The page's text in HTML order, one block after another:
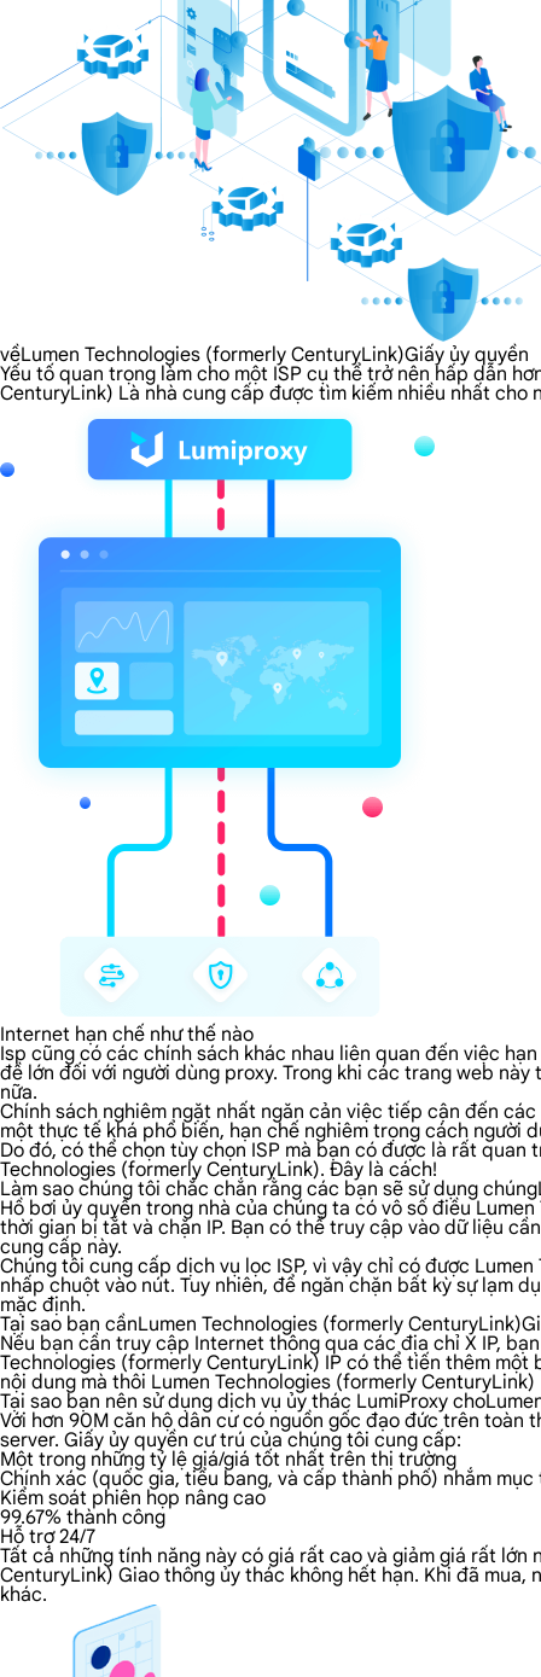
vềLumen Technologies (formerly CenturyLink)Giấy ủy quyền
Yếu tố quan trọng làm cho một ISP cụ thể trở nên hấp dẫn
CenturyLink) Là nhà cung cấp được tìm kiếm nhiều nhất cho
Internet hạn chế như thế nào
Isp cũng có các chính sách khác nhau liên quan đến việc
đề lớn đối với người dùng proxy. Trong khi các trang web
nữa.
Chính sách nghiêm ngặt nhất ngăn cản việc tiếp cận đến
một thực tế khá phổ biến, hạn chế nghiêm trọng cách người
Do đó, có thể chọn tùy chọn ISP mà bạn có được là rất
Technologies (formerly CenturyLink). Đây là cách!
Làm sao chúng tôi chắc chắn rằng các bạn sẽ sử dụng
Hồ bơi ủy quyền trong nhà của chúng ta có vô số điều
thời gian bị tắt và chặn IP. Bạn có thể truy cập vào dữ liệu
cung cấp này.
Chúng tôi cung cấp dịch vụ lọc ISP, vì vậy chỉ có được
nhấp chuột vào nút. Tuy nhiên, để ngăn chặn bất kỳ sự lạm
mặc định.
Tại sao bạn cầnLumen Technologies (formerly
Nếu bạn cần truy cập Internet thông qua các địa chỉ X IP,
Technologies (formerly CenturyLink) IP có thể tiến thêm
nội dung mà thôi Lumen Technologies (formerly CenturyLink)
Tại sao bạn nên sử dụng dịch vụ ủy thác LumiProxy
Với hơn 90M căn hộ dân cư có nguồn gốc đạo đức trên toàn
server. Giấy ủy quyền cư trú của chúng tôi cung cấp:
Một trong những tỷ lệ giá/giá tốt nhất trên thị trường
Chính xác (quốc gia, tiểu bang, và cấp thành phố) nhắm mục
Kiểm soát phiên họp nâng cao
99.67% thành công
Hỗ trợ 24/7
Tất cả những tính năng này có giá rất cao và giảm giá rất
CenturyLink) Giao thông ủy thác không hết hạn. Khi đã
khác.